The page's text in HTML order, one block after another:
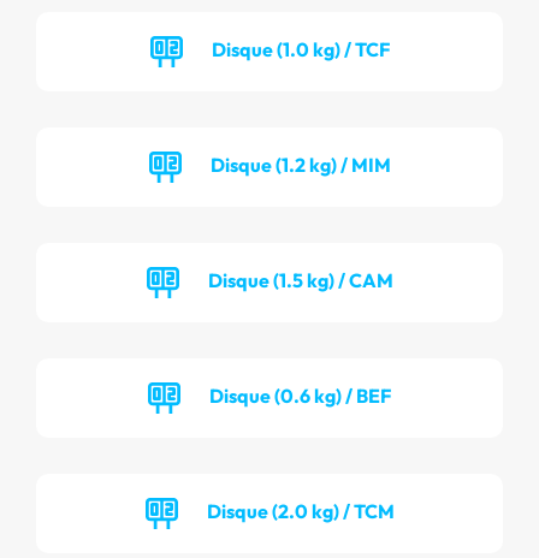
Disque (1.0 kg) / TCF
Disque (1.2 kg) / MIM
Disque (1.5 kg) / CAM
Disque (0.6 kg) / BEF
Disque (2.0 kg) / TCM